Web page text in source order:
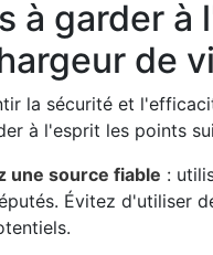
à garder
de
la sécurité et
à l'esprit les points
une source fiable :
Évitez d'utiliser